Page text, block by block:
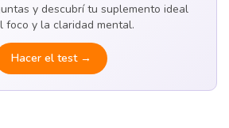
y descubrí tu suplemento ideal
foco y la claridad mental.
Hacer el test →